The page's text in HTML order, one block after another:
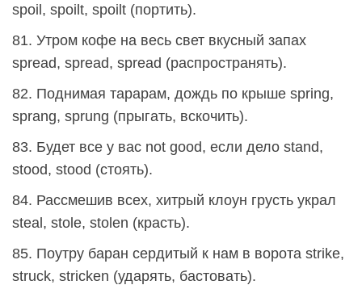
spoil, spoilt, spoilt (портить).
81. Утром кофе на весь свет вкусный запах
spread, spread, spread (распространять).
82. Поднимая тарарам, дождь по крыше spring,
sprang, sprung (прыгать, вскочить).
83. Будет все у вас not good, если дело stand,
stood, stood (стоять).
84. Рассмешив всех, хитрый клоун грусть украл
steal, stole, stolen (красть).
85. Поутру баран сердитый к нам в ворота strike,
struck, stricken (ударять, бастовать).